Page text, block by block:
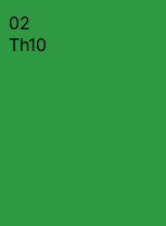
02
Th10